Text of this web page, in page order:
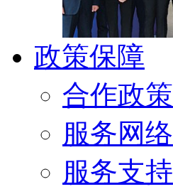
政策保障
合作政策
服务网络
服务支持